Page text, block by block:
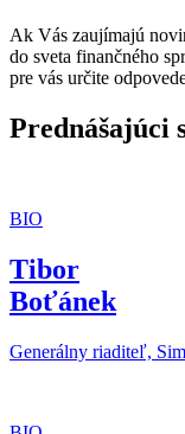
Ak Vás zaujímajú
do sveta finančného
pre vás určite
Prednášajúci
BIO
Tibor
Boťánek
Generálny riaditeľ,